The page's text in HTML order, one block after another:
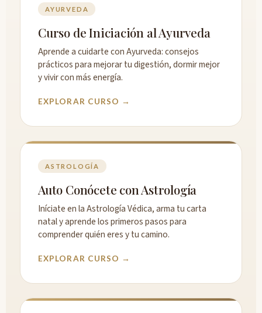
AYURVEDA
Curso de Iniciación al Ayurveda
Aprende a cuidarte con Ayurveda: consejos
prácticos para mejorar tu digestión, dormir mejor
y vivir con más energía.
EXPLORAR CURSO →
ASTROLOGÍA
Auto Conócete con Astrología
Iníciate en la Astrología Védica, arma tu carta
natal y aprende los primeros pasos para
comprender quién eres y tu camino.
EXPLORAR CURSO →